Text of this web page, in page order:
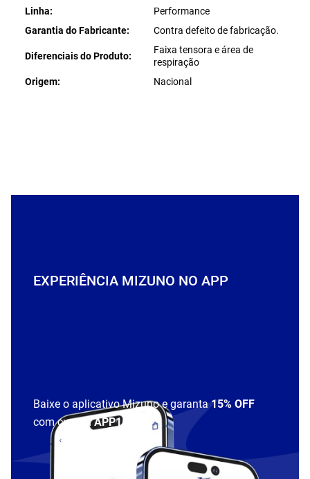
Linha
Performance
Garantia do Fabricante
Contra defeito de fabricação.
Diferenciais do Produto
Faixa tensora e área de
respiração
Origem
Nacional
EXPERIÊNCIA MIZUNO NO APP
Baixe o aplicativo Mizuno e garanta15% OFF
com cupomAPP15